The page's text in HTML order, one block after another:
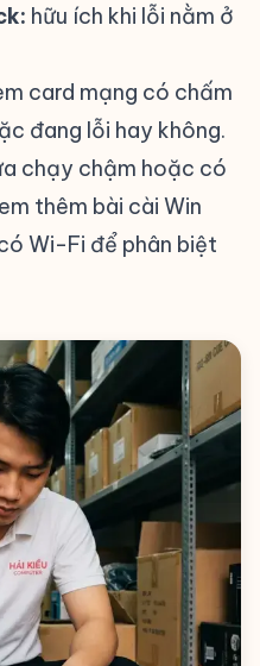
hữu ích khi lỗi nằm ở
card mạng có chấm
đang lỗi hay không.
chạy chậm hoặc có
thêm bài cài Win
Wi-Fi để phân biệt